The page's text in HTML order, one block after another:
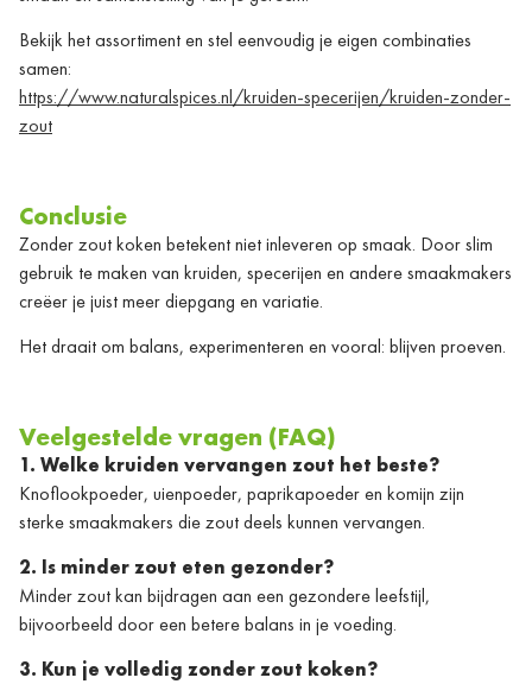
Bekijk het assortiment en stel eenvoudig je eigen combinaties
samen:
https://www.naturalspices.nl/kruiden-specerijen/kruiden-zonder-
zout
Conclusie
Zonder zout koken betekent niet inleveren op smaak. Door slim
gebruik te maken van kruiden, specerijen en andere smaakmakers
creëer je juist meer diepgang en variatie.
Het draait om balans, experimenteren en vooral: blijven proeven.
Veelgestelde vragen (FAQ)
1. Welke kruiden vervangen zout het beste?
Knoflookpoeder, uienpoeder, paprikapoeder en komijn zijn
sterke smaakmakers die zout deels kunnen vervangen.
2. Is minder zout eten gezonder?
Minder zout kan bijdragen aan een gezondere leefstijl,
bijvoorbeeld door een betere balans in je voeding.
3. Kun je volledig zonder zout koken?